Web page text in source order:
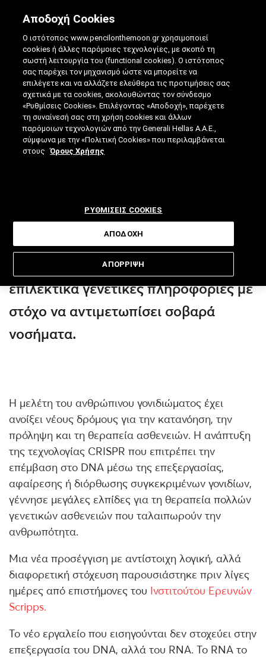
ΓΕΝΕΤΙΚΈΣ ΑΣΘΈΝΕΙΕΣ: ΝΈΑ ΤΕΧΝΟΛΟΓΊΑ
ΕΠΕΞΕΡΓΑΣΊΑΣ ΤΟΥ RNA
05.06.2018|3 ΛΕΠΤΑ ΑΝΑΓΝΩΣΗΣ|
ΑΠΟ: ΓΙΆΝΝΗΣ ΓΟΡΑΝΊΤΗΣ
Ένα εργαλείο που διαγράφει
επιλεκτικά γενετικές πληροφορίες με
στόχο να αντιμετωπίσει σοβαρά
νοσήματα.
Η μελέτη του ανθρώπινου γονιδιώματος έχει
ανοίξει νέους δρόμους για την κατανόηση, την
πρόληψη και τη θεραπεία ασθενειών. Η ανάπτυξη
της τεχνολογίας CRISPR που επιτρέπει την
επέμβαση στο DNA μέσω της επεξεργασίας,
αφαίρεσης ή διόρθωσης συγκεκριμένων γονιδίων,
γέννησε μεγάλες ελπίδες για τη θεραπεία πολλών
γενετικών ασθενειών που ταλαιπωρούν την
ανθρωπότητα.
Μια νέα προσέγγιση με αντίστοιχη λογική, αλλά
διαφορετική στόχευση παρουσιάστηκε πριν λίγες
ημέρες από επιστήμονες του Ινστιτούτου Ερευνών
Scripps.
Το νέο εργαλείο που εισηγούνται δεν στοχεύει στην
επεξεργασία του DNA, αλλά του RNA. Το RNA το
Αποδοχή Cookies
Ο ιστότοπος www.pencilonthemoon.gr χρησιμοποιεί
cookies ή άλλες παρόμοιες τεχνολογίες, με σκοπό τη
σωστή λειτουργία του (functional cookies). Ο ιστότοπος
σας παρέχει τον μηχανισμό ώστε να μπορείτε να
επιλέγετε και να αλλάζετε ελεύθερα τις προτιμήσεις σας
σχετικά με τα cookies, ακολουθώντας τον σύνδεσμο
«Ρυθμίσεις Cookies». Επιλέγοντας «Αποδοχή», παρέχετε
τη συναίνεσή σας στη χρήση cookies και άλλων
παρόμοιων τεχνολογιών από την Generali Hellas A.A.E.,
σύμφωνα με την «Πολιτική Cookies» που περιλαμβάνεται
στους
Όρους Χρήσης
ΡΥΘΜΙΣΕΙΣ COOKIES
ΑΠΟΡΡΙΨΗ
ΑΠΟΔΟΧΗ